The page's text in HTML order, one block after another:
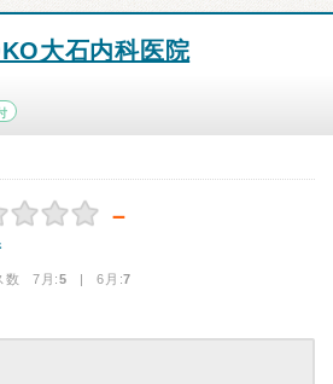
大石内科医院
－
数 7月:5 | 6月:7